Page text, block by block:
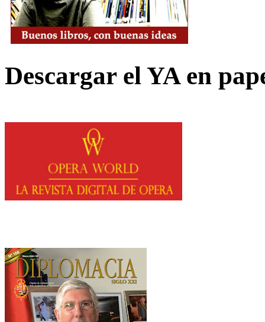
Descargar el YA en